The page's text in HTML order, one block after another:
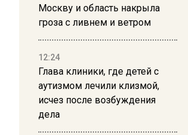
Москву и область накрыла
гроза с ливнем и ветром
12:24
Глава клиники, где детей с
аутизмом лечили клизмой,
исчез после возбуждения
дела